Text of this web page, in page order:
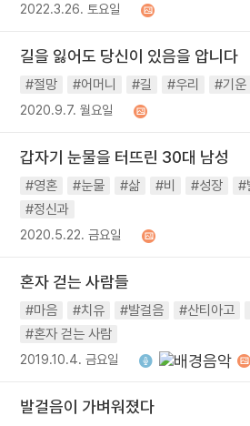
2022.3.26. 토요일
길을 잃어도 당신이 있음을 압니다
#절망 #어머니 #길 #우리 #기운
2020.9.7. 월요일
갑자기 눈물을 터뜨린 30대 남성
#영혼 #눈물 #삶 #비 #성장 #
#정신과
2020.5.22. 금요일
혼자 걷는 사람들
#마음 #치유 #발걸음 #산티아고
#혼자 걷는 사람
2019.10.4. 금요일
발걸음이 가벼워졌다